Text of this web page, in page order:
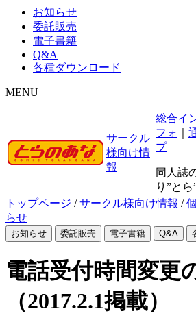
お知らせ
委託販売
電子書籍
Q&A
各種ダウンロード
MENU
サークル
様向け情
報
総合イ
フォ
プ
同人誌
り”とら
トップページ /サークル様向け情報 /
らせ
お知らせ 委託販売 電子書籍 Q&A
電話受付時間変更
（2017.2.1掲載）